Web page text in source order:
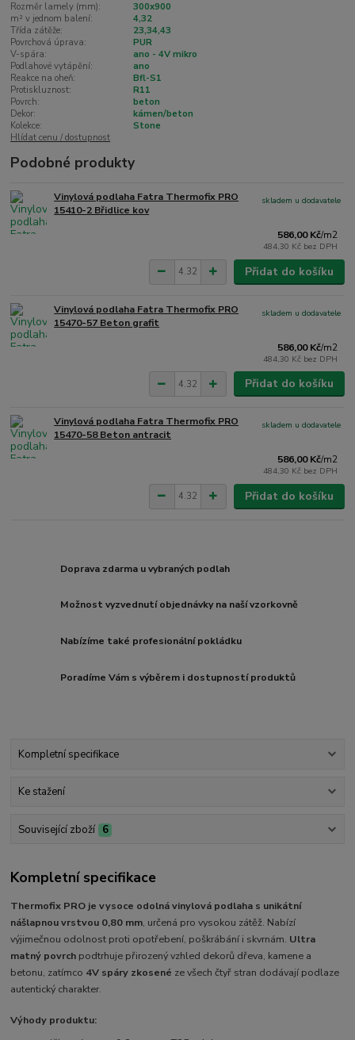
Rozměr lamely (mm):
300x900
m² v jednom balení:
4,32
Třída zátěže:
23,34,43
Povrchová úprava:
PUR
V-spára:
ano - 4V mikro
Podlahové vytápění:
ano
Reakce na oheň:
Bfl-S1
Protiskluznost:
R11
Povrch:
beton
Dekor:
kámen/beton
Kolekce:
Stone
Hlídat cenu / dostupnost
Podobné produkty
Vinylová podlaha Fatra Thermofix PRO
15410-2 Břidlice kov
586,00 Kč/m2
484,30 Kč bez DPH
skladem u dodavatele
Přidat do košíku
Vinylová podlaha Fatra Thermofix PRO
15470-57 Beton grafit
586,00 Kč/m2
484,30 Kč bez DPH
skladem u dodavatele
Přidat do košíku
Vinylová podlaha Fatra Thermofix PRO
15470-58 Beton antracit
586,00 Kč/m2
484,30 Kč bez DPH
skladem u dodavatele
Přidat do košíku
Doprava zdarma u vybraných podlah
Možnost vyzvednutí objednávky na naší vzorkovně
Nabízíme také profesionální pokládku
Poradíme Vám s výběrem i dostupností produktů
Kompletní specifikace
Ke stažení
Související zboží 6
Kompletní specifikace
Thermofix PRO je vysoce odolná vinylová podlaha s unikátní
nášlapnou vrstvou 0,80 mm, určená pro vysokou zátěž. Nabízí
výjimečnou odolnost proti opotřebení, poškrábání i skvrnám. Ultra
matný povrch podtrhuje přirozený vzhled dekorů dřeva, kamene a
betonu, zatímco 4V spáry zkosené ze všech čtyř stran dodávají podlaze
autentický charakter.
Výhody produktu: